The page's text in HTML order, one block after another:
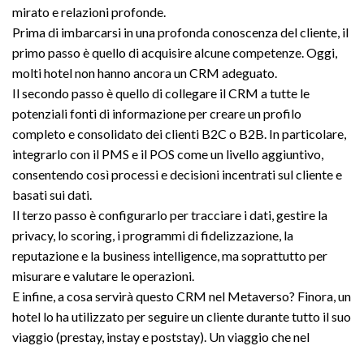
mirato e relazioni profonde.
Prima di imbarcarsi in una profonda conoscenza del cliente, il
primo passo è quello di acquisire alcune competenze. Oggi,
molti hotel non hanno ancora un CRM adeguato.
Il secondo passo è quello di collegare il CRM a tutte le
potenziali fonti di informazione per creare un profilo
completo e consolidato dei clienti B2C o B2B. In particolare,
integrarlo con il PMS e il POS come un livello aggiuntivo,
consentendo così processi e decisioni incentrati sul cliente e
basati sui dati.
Il terzo passo è configurarlo per tracciare i dati, gestire la
privacy, lo scoring, i programmi di fidelizzazione, la
reputazione e la business intelligence, ma soprattutto per
misurare e valutare le operazioni.
E infine, a cosa servirà questo CRM nel Metaverso? Finora, un
hotel lo ha utilizzato per seguire un cliente durante tutto il suo
viaggio (prestay, instay e poststay). Un viaggio che nel